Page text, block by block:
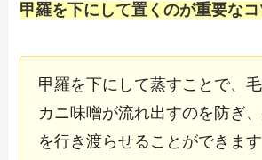
甲羅を下にして置くのが重要なコ
甲羅を下にして蒸すことで、
カニ味噌が流れ出すのを防ぎ
を行き渡らせることができま